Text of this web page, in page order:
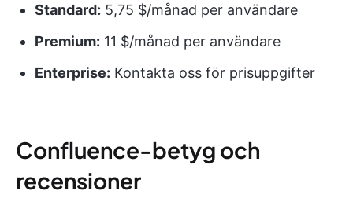
Standard: 5,75 $/månad per användare
Premium: 11 $/månad per användare
Enterprise: Kontakta oss för prisuppgifter
Confluence-betyg och
recensioner